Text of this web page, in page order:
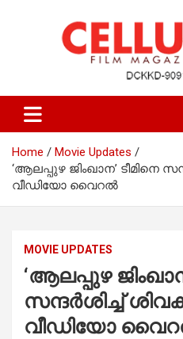
celluloid
Home
Movie Updates
‘ആലപ്പുഴ ജിംഖാന’ ടീമിനെ
വീഡിയോ വൈറൽ
MOVIE UPDATES
‘ആലപ്പുഴ
സന്ദർശിച്ച്
വീഡിയോ